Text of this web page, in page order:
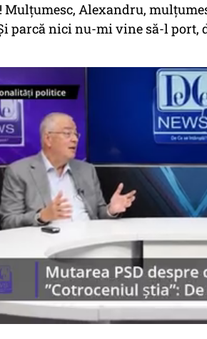
Mulțumesc, Alexandru,
parcă nici nu-mi vine să-l port,